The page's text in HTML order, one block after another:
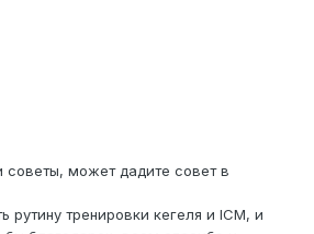
советы, может дадите совет в
рутину тренировки кегеля и ICM, и